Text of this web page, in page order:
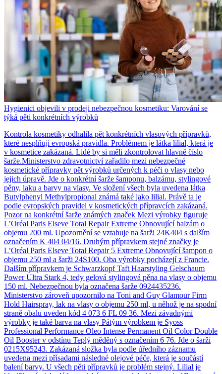
Hygienici objevili v prodeji nebezpečnou kosmetiku: Varování se
týká pěti konkrétních výrobků
Kontrola kosmetiky odhalila pět konkrétních vlasových přípravků,
které nesplňují evropská pravidla. Problémem je látka lilial, která je
v kosmetice zakázaná. Lidé by si měli zkontrolovat hlavně číslo
šarže.Ministerstvo zdravotnictví zařadilo mezi nebezpečné
kosmetické přípravky pět výrobků určených k péči o vlasy nebo
jejich úpravě. Jde o konkrétní šarže šamponu, balzámu, stylingové
pěny, laku a barvy na vlasy. Ve složení všech byla uvedena látka
Butylphenyl Methylpropional známá také jako lilial. Právě ta je
podle evropských pravidel v kosmetických přípravcích zakázaná.
Pozor na konkrétní šarže známých značek Mezi výrobky figuruje
L’Oréal Paris Elseve Total Repair Extreme Obnovující balzám o
objemu 200 ml. Upozornění se vztahuje na šarži 24K404 s dalším
označením K 404 04/16. Druhým přípravkem stejné značky je
L’Oréal Paris Elseve Total Repair 5 Extreme Obnovující šampon o
objemu 250 ml a šarži 24S100. Oba výrobky pocházejí z Francie.
Dalším přípravkem je Schwarzkopf Taft Haarstyling Gelschaum
Power Ultra Stark 4, tedy gelová stylingová pěna na vlasy o objemu
150 ml. Nebezpečnou byla označena šarže 0924435236.
Ministerstvo zároveň upozornilo na Toni and Guy Glamour Firm
Hold Hairspray, lak na vlasy o objemu 250 ml, u něhož je na spodní
straně obalu uveden kód 4 073 6 FL 09 36. Mezi závadnými
výrobky je také barva na vlasy Pátým výrobkem je Syoss
Professional Performance Oleo Intense Permanent Oil Color Double
Oil Booster v odstínu Teplý měděný s označením 6 76. Jde o šarži
0215X95243. Zakázaná složka byla podle úředního záznamu
uvedena mezi přísadami následné olejové péče, která je součástí
balení barvy. U všech pěti přípravků je problém stejný. Lilial je